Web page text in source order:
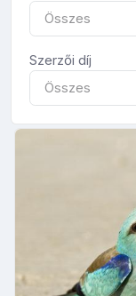
Összes
Szerzői díj
Összes